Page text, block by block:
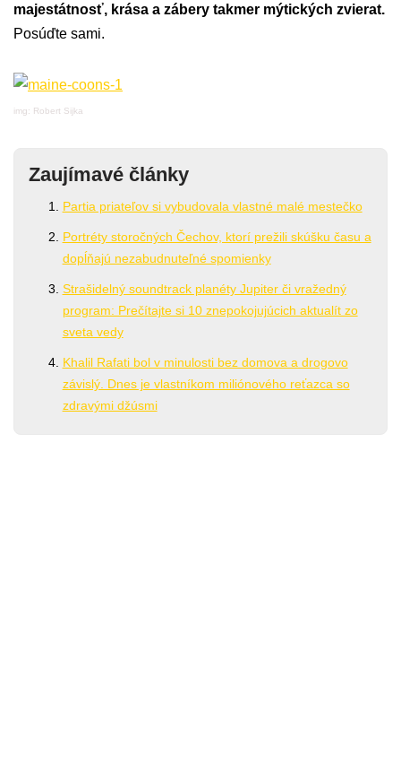
majestátnosť, krása a zábery takmer mýtických zvierat.
Posúďte sami.
img: Robert Sijka
Zaujímavé články
Partia priateľov si vybudovala vlastné malé mestečko
Portréty storočných Čechov, ktorí prežili skúšku času a
dopĺňajú nezabudnuteľné spomienky
Strašidelný soundtrack planéty Jupiter či vražedný
program: Prečítajte si 10 znepokojujúcich aktualít zo
sveta vedy
Khalil Rafati bol v minulosti bez domova a drogovo
závislý. Dnes je vlastníkom miliónového reťazca so
zdravými džúsmi